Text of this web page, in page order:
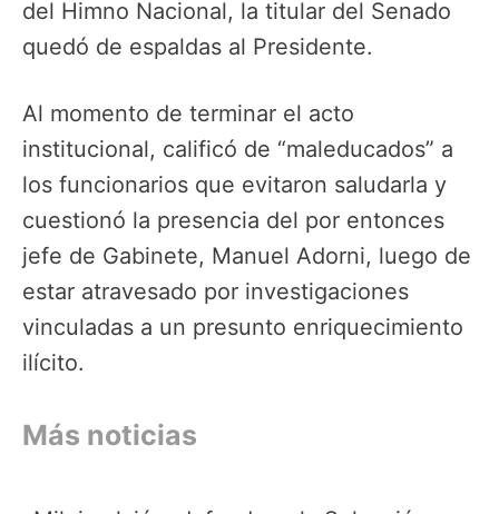
del Himno Nacional, la titular del Senado
quedó de espaldas al Presidente.
Al momento de terminar el acto
institucional, calificó de “maleducados” a
los funcionarios que evitaron saludarla y
cuestionó la presencia del por entonces
jefe de Gabinete, Manuel Adorni, luego de
estar atravesado por investigaciones
vinculadas a un presunto enriquecimiento
ilícito.
Más noticias